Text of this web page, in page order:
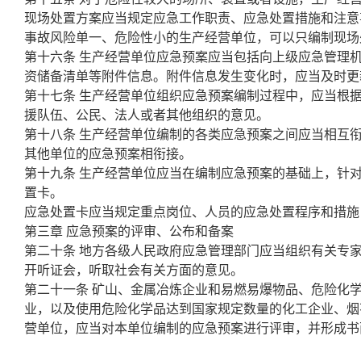
现场处置方案应当规定应急工作职责、应急处置措施和注
事故风险单一、危险性小的生产经营单位，可以只编制现
第十六条 生产经营单位应急预案应当包括向上级应急管理
资储备清单等附件信息。附件信息发生变化时，应当及时
第十七条 生产经营单位组织应急预案编制过程中，应当根
援队伍、公民、法人或者其他组织的意见。
第十八条 生产经营单位编制的各类应急预案之间应当相互
其他单位的应急预案相衔接。
第十九条 生产经营单位应当在编制应急预案的基础上，针
置卡。
应急处置卡应当规定重点岗位、人员的应急处置程序和措
第三章 应急预案的评审、公布和备案
第二十条 地方各级人民政府应急管理部门应当组织有关专
开听证会，听取社会有关方面的意见。
第二十一条 矿山、金属冶炼企业和易燃易爆物品、危险化
业，以及使用危险化学品达到国家规定数量的化工企业、
营单位，应当对本单位编制的应急预案进行评审，并形成